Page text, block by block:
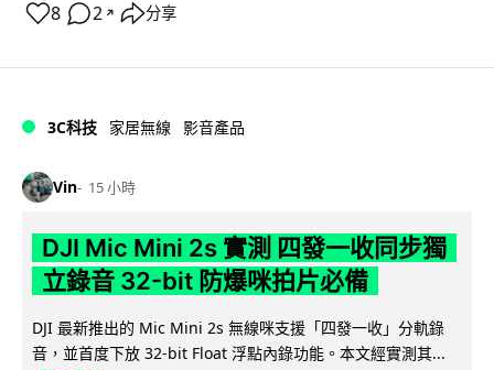
8 2 ↗ 分享
3C科技 家居無線 影音產品
Vin 15 小時
DJI Mic Mini 2s 實測 四發一收同步獨
立錄音 32-bit 防爆咪拍片必備
DJI 最新推出的 Mic Mini 2s 無線咪支援「四發一收」分軌錄
音，並首度下放 32-bit Float 浮點內錄功能。本文經實測其...